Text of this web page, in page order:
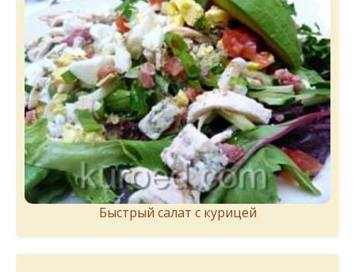
Быстрый салат с курицей